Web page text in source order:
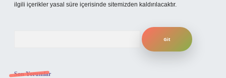
ilgili içerikler yasal süre içerisinde sitemizden kaldırılacaktır.
Son Yorumlar